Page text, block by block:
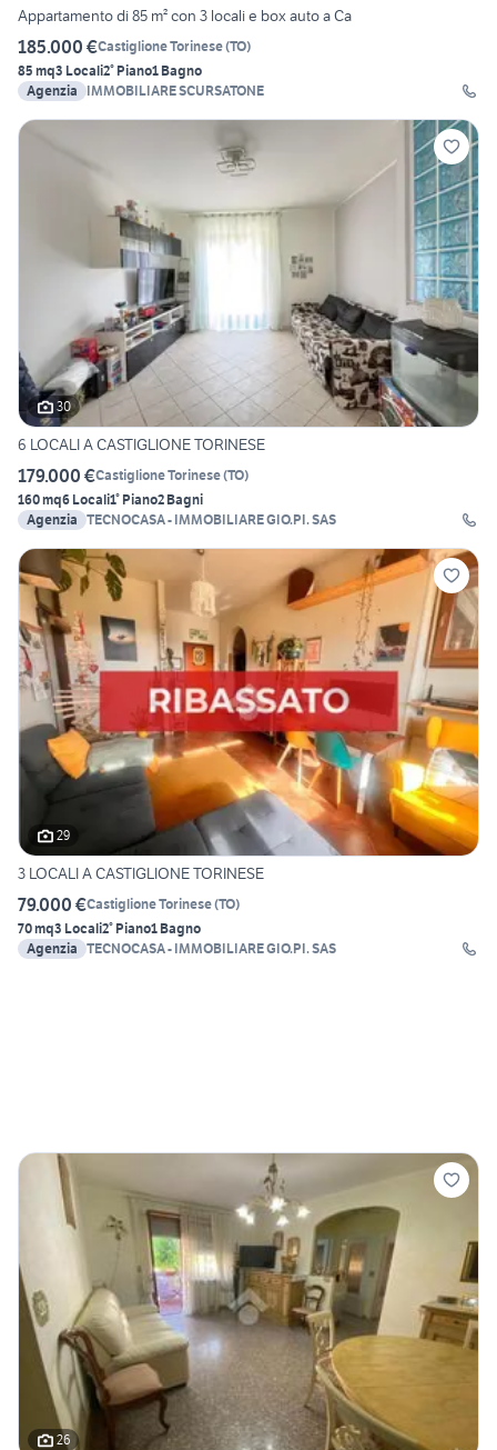
Appartamento di 85 m² con 3 locali e box auto a Ca
185.000 €Castiglione Torinese(TO)
85 mq3 Locali2° Piano1 Bagno
Agenzia
IMMOBILIARE SCURSATONE
30
6 LOCALI A CASTIGLIONE TORINESE
179.000 €Castiglione Torinese(TO)
160 mq6 Locali1° Piano2 Bagni
Agenzia TECNOCASA - IMMOBILIARE GIO.PI. SAS
29
3 LOCALI A CASTIGLIONE TORINESE
79.000 €Castiglione Torinese(TO)
70 mq3 Locali2° Piano1 Bagno
Agenzia TECNOCASA - IMMOBILIARE GIO.PI. SAS
26